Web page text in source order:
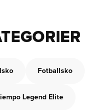
Fotballsko
Legend Elite